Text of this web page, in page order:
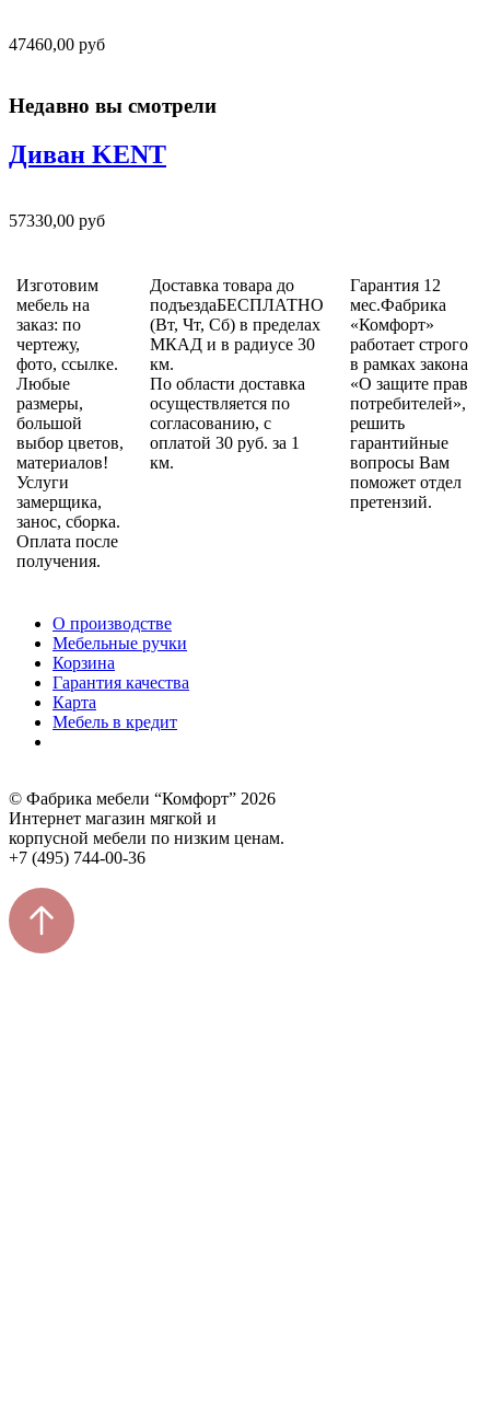
47460,00 руб
Недавно вы смотрели
Диван KENT
57330,00 руб
Изготовим
мебель на
заказ: по
чертежу,
фото, ссылке.
Любые
размеры,
большой
выбор цветов,
материалов!
Услуги
замерщика,
занос, сборка.
Оплата после
получения.
Доставка товара до
подъездаБЕСПЛАТНО
(Вт, Чт, Сб) в пределах
МКАД и в радиусе 30
км.
По области доставка
осуществляется по
согласованию, с
оплатой 30 руб. за 1
км.
Гарантия 12
мес.Фабрика
«Комфорт»
работает строго
в рамках закона
«О защите прав
потребителей»,
решить
гарантийные
вопросы Вам
поможет отдел
претензий.
О производстве
Мебельные ручки
Корзина
Гарантия качества
Карта
Мебель в кредит
© Фабрика мебели “Комфорт” 2026
Интернет магазин мягкой и
корпусной мебели по низким ценам.
+7 (495) 744-00-36